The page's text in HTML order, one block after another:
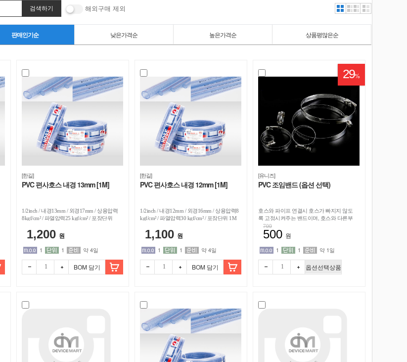
해외구매 제외
판매인기순 낮은가격순 높은가격순 상품평많은순
[한길]
PVC 편사호스 내경 13mm [1M]
1/2inch / 내경13mm / 외경17mm / 상용압력
8kgf/cm² / 파열압력25 kgf/cm² / 포장단위
1,200 원
1 1 약 4일
BOM 담기
[한길]
PVC 편사호스 내경 12mm [1M]
1/2inch / 내경12mm / 외경16mm / 상용압력8
kgf/cm² / 파열압력30 kgf/cm² / 포장단위 1M
1,100 원
1 1 약 4일
BOM 담기
[유니즈]
PVC 조임밴드 (옵션 선택)
호스와 파이프 연결시 호스가 빠지지 않도
록 고정시켜주는 밴드이며, 호스와 다른부
품 연결부위에 체결시 고정하여 잘 빠지지
않도록 결속시켜줍니다.
700
29%
500 원
1 1 약 1일
옵션선택상품